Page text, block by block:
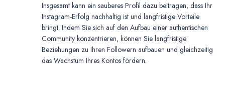
Insgesamt kann ein sauberes Profil dazu beitragen, dass Ihr
Instagram-Erfolg nachhaltig ist und langfristige Vorteile
bringt. Indem Sie sich auf den Aufbau einer authentischen
Community konzentrieren, können Sie langfristige
Beziehungen zu Ihren Followern aufbauen und gleichzeitig
das Wachstum Ihres Kontos fördern.